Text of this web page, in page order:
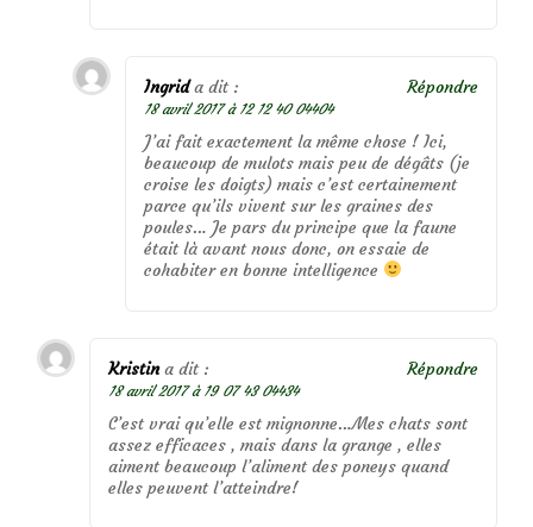
Ingrid a dit :
18 avril 2017 à 12 12 40 04404
J’ai fait exactement la même chose ! Ici,
beaucoup de mulots mais peu de dégâts (je
croise les doigts) mais c’est certainement
parce qu’ils vivent sur les graines des
poules… Je pars du principe que la faune
était là avant nous donc, on essaie de
cohabiter en bonne intelligence
Répondre
Kristin a dit :
18 avril 2017 à 19 07 43 04434
C’est vrai qu’elle est mignonne…Mes chats sont
assez efficaces , mais dans la grange , elles
aiment beaucoup l’aliment des poneys quand
elles peuvent l’atteindre!
Répondre